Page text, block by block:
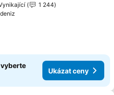
1 244
Ukázat ceny